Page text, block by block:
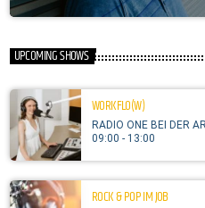
UPCOMING SHOWS
WORKFLO(W)
RADIO ONE BEI DER
09:00 - 13:00
ROCK & POP IM JOB